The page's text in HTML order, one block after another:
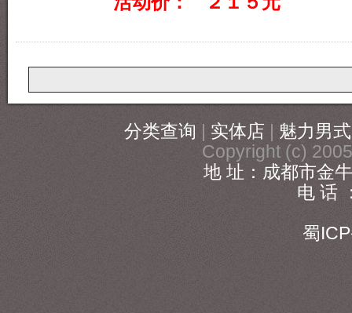
分类查询 | 实体店 | 魅力男式
Copyright (c)
地 址：成都市金
电 话
蜀